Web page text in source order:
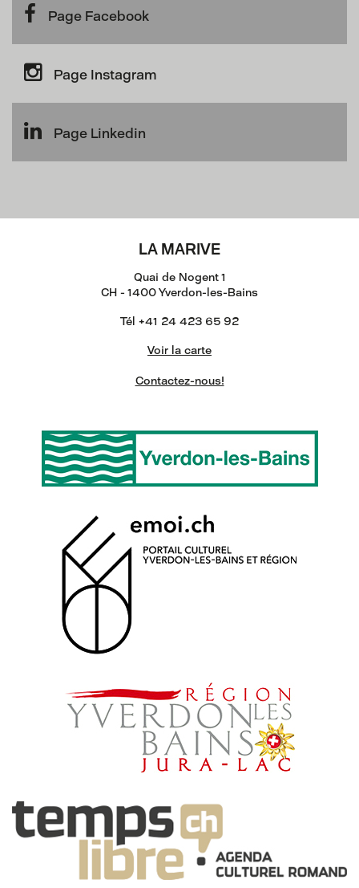
Page Facebook
Page Instagram
Page Linkedin
LA MARIVE
Quai de Nogent 1
CH - 1400 Yverdon-les-Bains
Tél +41 24 423 65 92
Voir la carte
Contactez-nous!